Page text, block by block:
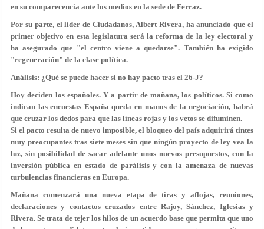
en su comparecencia ante los medios en la sede de Ferraz.
Por su parte, el líder de Ciudadanos, Albert Rivera, ha anunciado que el
primer objetivo en esta legislatura será la reforma de la ley electoral y
ha asegurado que "el centro viene a quedarse". También ha exigido
"regeneración" de la clase política.
Análisis: ¿Qué se puede hacer si no hay pacto tras el 26-J?
Hoy deciden los españoles. Y a partir de mañana, los políticos. Si como
indican las encuestas España queda en manos de la negociación, habrá
que cruzar los dedos para que las líneas rojas y los vetos se difuminen.
Si el pacto resulta de nuevo imposible, el bloqueo del país adquirirá tintes
muy preocupantes tras siete meses sin que ningún proyecto de ley vea la
luz, sin posibilidad de sacar adelante unos nuevos presupuestos, con la
inversión pública en estado de parálisis y con la amenaza de nuevas
turbulencias financieras en Europa.
Mañana comenzará una nueva etapa de tiras y aflojas, reuniones,
declaraciones y contactos cruzados entre Rajoy, Sánchez, Iglesias y
Rivera. Se trata de tejer los hilos de un acuerdo base que permita que uno